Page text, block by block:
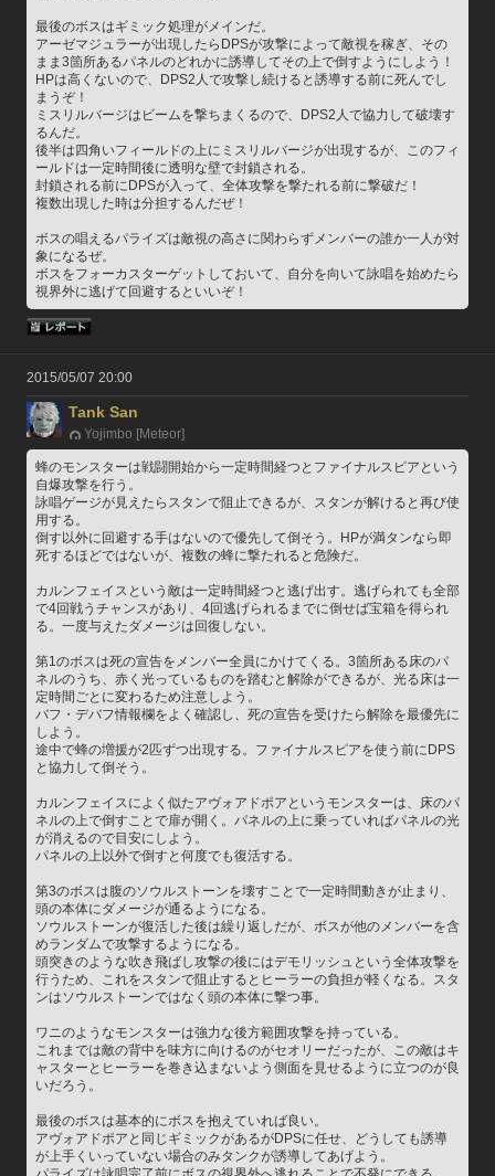
最後のボスはギミック処理がメインだ。
アーゼマジュラーが出現したらDPSが攻撃によって敵視を稼ぎ、その
まま3箇所あるパネルのどれかに誘導してその上で倒すようにしよう！
HPは高くないので、DPS2人で攻撃し続けると誘導する前に死んでし
まうぞ！
ミスリルバージはビームを撃ちまくるので、DPS2人で協力して破壊す
るんだ。
後半は四角いフィールドの上にミスリルバージが出現するが、このフィ
ールドは一定時間後に透明な壁で封鎖される。
封鎖される前にDPSが入って、全体攻撃を撃たれる前に撃破だ！
複数出現した時は分担するんだぜ！
ボスの唱えるパライズは敵視の高さに関わらずメンバーの誰か一人が対
象になるぜ。
ボスをフォーカスターゲットしておいて、自分を向いて詠唱を始めたら
視界外に逃げて回避するといいぞ！
2015/05/07 20:00
Tank San
Yojimbo [Meteor]
蜂のモンスターは戦闘開始から一定時間経つとファイナルスピアという
自爆攻撃を行う。
詠唱ゲージが見えたらスタンで阻止できるが、スタンが解けると再び使
用する。
倒す以外に回避する手はないので優先して倒そう。HPが満タンなら即
死するほどではないが、複数の蜂に撃たれると危険だ。
カルンフェイスという敵は一定時間経つと逃げ出す。逃げられても全部
で4回戦うチャンスがあり、4回逃げられるまでに倒せば宝箱を得られ
る。一度与えたダメージは回復しない。
第1のボスは死の宣告をメンバー全員にかけてくる。3箇所ある床のパ
ネルのうち、赤く光っているものを踏むと解除ができるが、光る床は一
定時間ごとに変わるため注意しよう。
バフ・デバフ情報欄をよく確認し、死の宣告を受けたら解除を最優先に
しよう。
途中で蜂の増援が2匹ずつ出現する。ファイナルスピアを使う前にDPS
と協力して倒そう。
カルンフェイスによく似たアヴォアドポアというモンスターは、床のパ
ネルの上で倒すことで扉が開く。パネルの上に乗っていればパネルの光
が消えるので目安にしよう。
パネルの上以外で倒すと何度でも復活する。
第3のボスは腹のソウルストーンを壊すことで一定時間動きが止まり、
頭の本体にダメージが通るようになる。
ソウルストーンが復活した後は繰り返しだが、ボスが他のメンバーを含
めランダムで攻撃するようになる。
頭突きのような吹き飛ばし攻撃の後にはデモリッシュという全体攻撃を
行うため、これをスタンで阻止するとヒーラーの負担が軽くなる。スタ
ンはソウルストーンではなく頭の本体に撃つ事。
ワニのようなモンスターは強力な後方範囲攻撃を持っている。
これまでは敵の背中を味方に向けるのがセオリーだったが、この敵はキ
ャスターとヒーラーを巻き込まないよう側面を見せるように立つのが良
いだろう。
最後のボスは基本的にボスを抱えていれば良い。
アヴォアドポアと同じギミックがあるがDPSに任せ、どうしても誘導
が上手くいっていない場合のみタンクが誘導してあげよう。